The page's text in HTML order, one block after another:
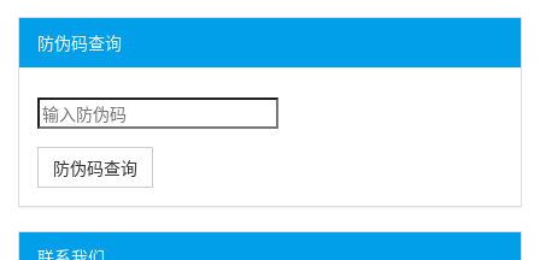
防伪码查询
防伪码查询